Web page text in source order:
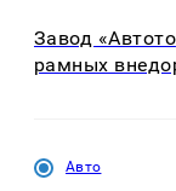
Завод
рамных
Авто